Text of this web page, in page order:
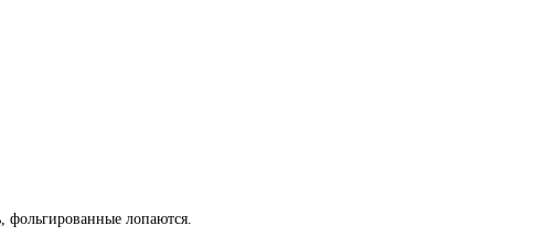
фольгированные лопаются.